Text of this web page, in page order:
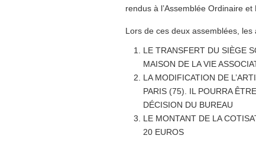
rendus à l’Assemblée Ordinaire
Lors de ces deux assemblées,
LE TRANSFERT DU SIÈGE
MAISON DE LA VIE
LA MODIFICATION DE
PARIS (75). IL POURRA
DÉCISION DU BUREAU
LE MONTANT DE LA
20 EUROS